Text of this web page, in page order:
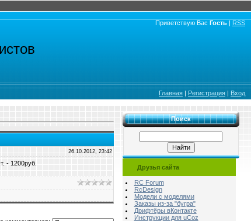
Приветствую Вас Гость | RSS
Главная | Регистрация | Вход
26.10.2012, 23:42
- 1200руб.
Поиск
Друзья сайта
RC Forum
RcDesign
Модели с моделями
Заказы из-за "бугра"
Дрифтёры вКонтакте
Инструкции для uCoz